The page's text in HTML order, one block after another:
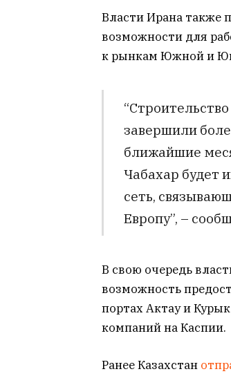
Власти Ирана также
возможности для
к рынкам Южной и
завершили
ближайшие
Чабахар будет
сеть,
Европу”, –
В свою очередь
возможность
портах Актау и
компаний на Каспии.
Ранее Казахстан